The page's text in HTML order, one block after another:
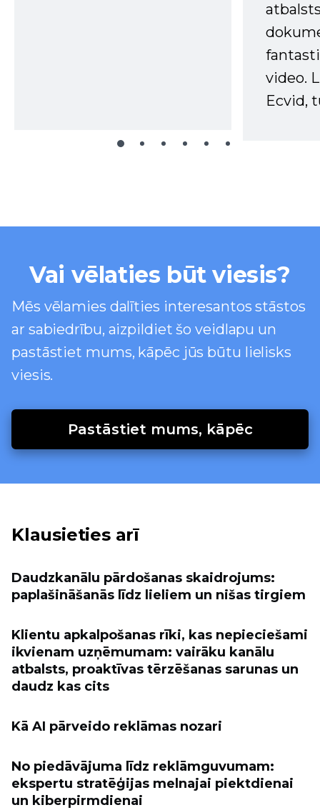
video.
Ecvid,
Vai vēlaties būt viesis?
Mēs vēlamies dalīties interesantos stāstos
ar sabiedrību, aizpildiet šo veidlapu un
pastāstiet mums, kāpēc jūs būtu lielisks
viesis.
Pastāstiet mums, kāpēc
Klausieties arī
Daudzkanālu pārdošanas skaidrojums:
paplašināšanās līdz lieliem un nišas tirgiem
Klientu apkalpošanas rīki, kas nepieciešami
ikvienam uzņēmumam: vairāku kanālu
atbalsts, proaktīvas tērzēšanas sarunas un
daudz kas cits
Kā AI pārveido reklāmas nozari
No piedāvājuma līdz reklāmguvumam:
ekspertu stratēģijas melnajai piektdienai
un kiberpirmdienai